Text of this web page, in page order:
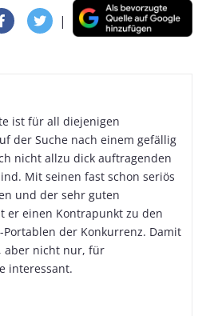
|
ist für all diejenigen
der Suche nach einem gefällig
nicht allzu dick auftragenden
Mit seinen fast schon seriös
und der sehr guten
er einen Kontrapunkt zu den
Portablen der Konkurrenz. Damit
aber nicht nur, für
interessant.